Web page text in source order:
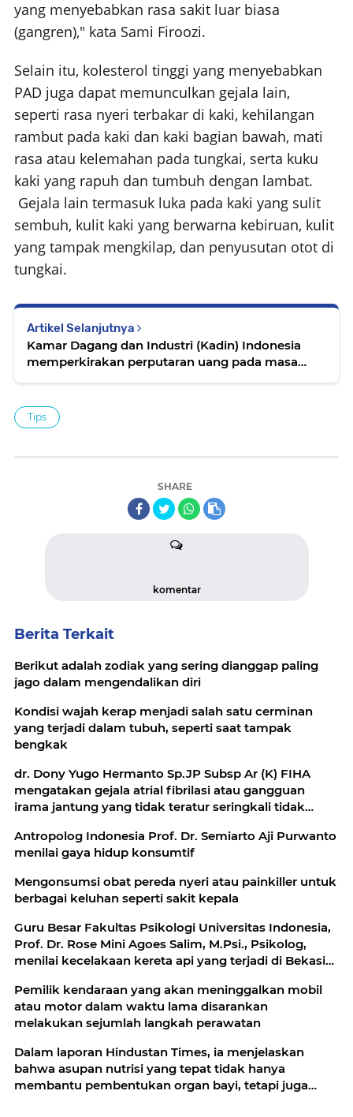
yang menyebabkan rasa sakit luar biasa
(gangren)," kata Sami Firoozi.
Selain itu, kolesterol tinggi yang menyebabkan
PAD juga dapat memunculkan gejala lain,
seperti rasa nyeri terbakar di kaki, kehilangan
rambut pada kaki dan kaki bagian bawah, mati
rasa atau kelemahan pada tungkai, serta kuku
kaki yang rapuh dan tumbuh dengan lambat.
Gejala lain termasuk luka pada kaki yang sulit
sembuh, kulit kaki yang berwarna kebiruan, kulit
yang tampak mengkilap, dan penyusutan otot di
tungkai.
Artikel Selanjutnya
Kamar Dagang dan Industri (Kadin) Indonesia
memperkirakan perputaran uang pada masa
Tips
SHARE
komentar
Berita Terkait
Berikut adalah zodiak yang sering dianggap paling
jago dalam mengendalikan diri
Kondisi wajah kerap menjadi salah satu cerminan
yang terjadi dalam tubuh, seperti saat tampak
bengkak
dr. Dony Yugo Hermanto Sp.JP Subsp Ar (K) FIHA
mengatakan gejala atrial fibrilasi atau gangguan
irama jantung yang tidak teratur seringkali tidak
dan stroke
Antropolog Indonesia Prof. Dr. Semiarto Aji Purwanto
menilai gaya hidup konsumtif
Mengonsumsi obat pereda nyeri atau painkiller untuk
berbagai keluhan seperti sakit kepala
Guru Besar Fakultas Psikologi Universitas Indonesia,
Prof. Dr. Rose Mini Agoes Salim, M.Psi., Psikolog,
menilai kecelakaan kereta api yang terjadi di Bekasi
Pemilik kendaraan yang akan meninggalkan mobil
atau motor dalam waktu lama disarankan
melakukan sejumlah langkah perawatan
Dalam laporan Hindustan Times, ia menjelaskan
bahwa asupan nutrisi yang tepat tidak hanya
membantu pembentukan organ bayi, tetapi juga